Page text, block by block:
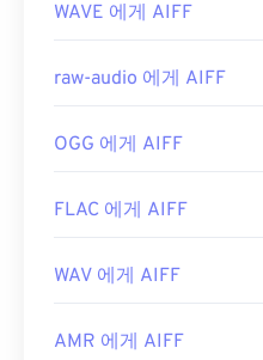
https://
WAVE 에게 AIFF
raw-audio 에게 AIFF
OGG 에게 AIFF
FLAC 에게 AIFF
WAV 에게 AIFF
AMR 에게 AIFF